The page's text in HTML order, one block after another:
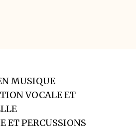
MUSIQUE
VOCALE ET
ET PERCUSSIONS